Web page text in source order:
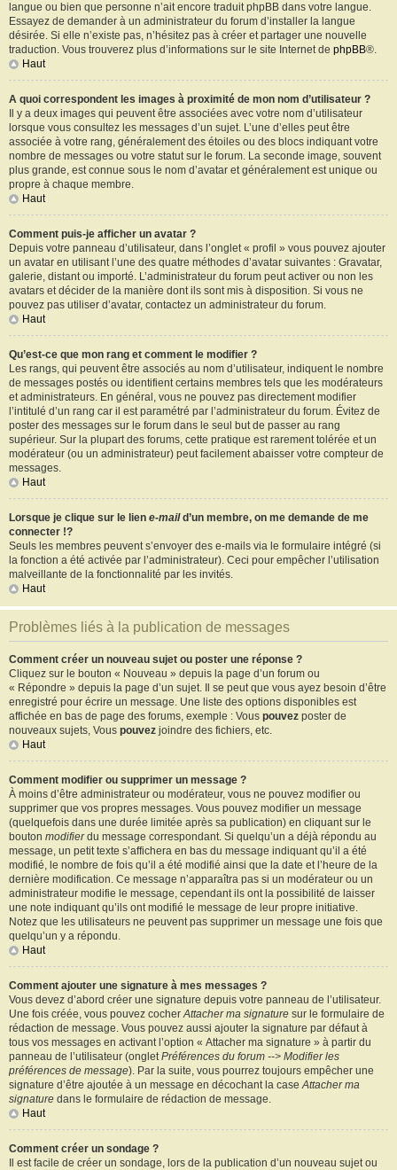
langue ou bien que personne n’ait encore traduit phpBB dans votre langue.
Essayez de demander à un administrateur du forum d’installer la langue
désirée. Si elle n’existe pas, n’hésitez pas à créer et partager une nouvelle
traduction. Vous trouverez plus d’informations sur le site Internet de phpBB®.
Haut
A quoi correspondent les images à proximité de mon nom d’utilisateur ?
Il y a deux images qui peuvent être associées avec votre nom d’utilisateur
lorsque vous consultez les messages d’un sujet. L’une d’elles peut être
associée à votre rang, généralement des étoiles ou des blocs indiquant votre
nombre de messages ou votre statut sur le forum. La seconde image, souvent
plus grande, est connue sous le nom d’avatar et généralement est unique ou
propre à chaque membre.
Haut
Comment puis-je afficher un avatar ?
Depuis votre panneau d’utilisateur, dans l’onglet « profil » vous pouvez ajouter
un avatar en utilisant l’une des quatre méthodes d’avatar suivantes : Gravatar,
galerie, distant ou importé. L’administrateur du forum peut activer ou non les
avatars et décider de la manière dont ils sont mis à disposition. Si vous ne
pouvez pas utiliser d’avatar, contactez un administrateur du forum.
Haut
Qu’est-ce que mon rang et comment le modifier ?
Les rangs, qui peuvent être associés au nom d’utilisateur, indiquent le nombre
de messages postés ou identifient certains membres tels que les modérateurs
et administrateurs. En général, vous ne pouvez pas directement modifier
l’intitulé d’un rang car il est paramétré par l’administrateur du forum. Évitez de
poster des messages sur le forum dans le seul but de passer au rang
supérieur. Sur la plupart des forums, cette pratique est rarement tolérée et un
modérateur (ou un administrateur) peut facilement abaisser votre compteur de
messages.
Haut
Lorsque je clique sur le lien e-maild’un membre, on me demande de me
connecter !?
Seuls les membres peuvent s’envoyer des e-mails via le formulaire intégré (si
la fonction a été activée par l’administrateur). Ceci pour empêcher l’utilisation
malveillante de la fonctionnalité par les invités.
Haut
Problèmes liés à la publication de messages
Comment créer un nouveau sujet ou poster une réponse ?
Cliquez sur le bouton « Nouveau » depuis la page d’un forum ou
« Répondre » depuis la page d’un sujet. Il se peut que vous ayez besoin d’être
enregistré pour écrire un message. Une liste des options disponibles est
affichée en bas de page des forums, exemple : Vous pouvez poster de
nouveaux sujets, Vous pouvez joindre des fichiers, etc.
Haut
Comment modifier ou supprimer un message ?
À moins d’être administrateur ou modérateur, vous ne pouvez modifier ou
supprimer que vos propres messages. Vous pouvez modifier un message
(quelquefois dans une durée limitée après sa publication) en cliquant sur le
bouton modifierdu message correspondant. Si quelqu’un a déjà répondu au
message, un petit texte s’affichera en bas du message indiquant qu’il a été
modifié, le nombre de fois qu’il a été modifié ainsi que la date et l’heure de la
dernière modification. Ce message n’apparaîtra pas si un modérateur ou un
administrateur modifie le message, cependant ils ont la possibilité de laisser
une note indiquant qu’ils ont modifié le message de leur propre initiative.
Notez que les utilisateurs ne peuvent pas supprimer un message une fois que
quelqu’un y a répondu.
Haut
Comment ajouter une signature à mes messages ?
Vous devez d’abord créer une signature depuis votre panneau de l’utilisateur.
Une fois créée, vous pouvez cocherAttacher ma signature sur le formulaire de
rédaction de message. Vous pouvez aussi ajouter la signature par défaut à
tous vos messages en activant l’option « Attacher ma signature » à partir du
panneau de l’utilisateur (ongletPréférences du forum --> Modifier les
préférences de message). Par la suite, vous pourrez toujours empêcher une
signature d’être ajoutée à un message en décochant la caseAttacher ma
signature dans le formulaire de rédaction de message.
Haut
Comment créer un sondage ?
Il est facile de créer un sondage, lors de la publication d’un nouveau sujet ou